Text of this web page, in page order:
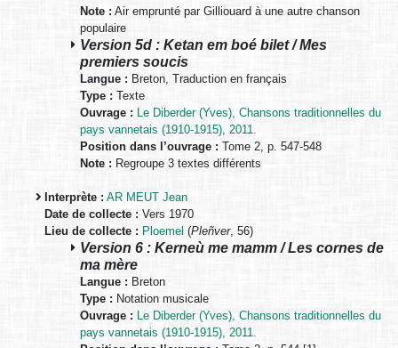
Note : Air emprunté par Gilliouard à une autre chanson
populaire
Version 5d : Ketan em boé bilet / Mes
premiers soucis
Langue : Breton, Traduction en français
Type : Texte
Ouvrage :
Le Diberder (Yves), Chansons traditionnelles du
pays vannetais (1910-1915), 2011.
Position dans l’ouvrage : Tome 2, p. 547-548
Note : Regroupe 3 textes différents
Interprète : AR MEUT Jean
Date de collecte : Vers 1970
Lieu de collecte : Ploemel (Pleñver, 56)
Version 6 : Kerneù me mamm / Les cornes de
ma mère
Langue : Breton
Type : Notation musicale
Ouvrage :
Le Diberder (Yves), Chansons traditionnelles du
pays vannetais (1910-1915), 2011.